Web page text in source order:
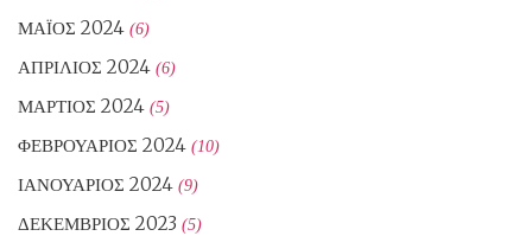
ΜΆΙΟΣ 2024 (6)
ΑΠΡΊΛΙΟΣ 2024 (6)
ΜΆΡΤΙΟΣ 2024 (5)
ΦΕΒΡΟΥΆΡΙΟΣ 2024 (10)
ΙΑΝΟΥΆΡΙΟΣ 2024 (9)
ΔΕΚΈΜΒΡΙΟΣ 2023 (5)